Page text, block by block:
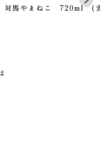
対馬やまねこ 720ml (麦